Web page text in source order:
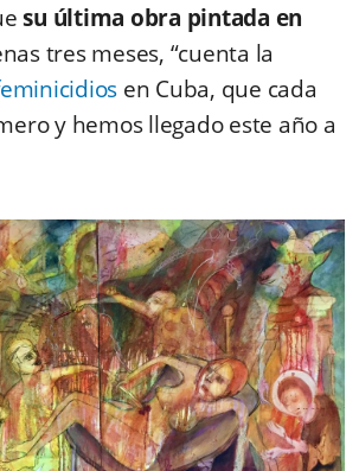
su última obra pintada en
tres meses, “cuenta la
en Cuba, que cada
y hemos llegado este año a